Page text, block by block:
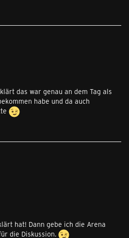
das war genau an dem Tag als
habe und da auch
hat! Dann gebe ich die Arena
die Diskussion.